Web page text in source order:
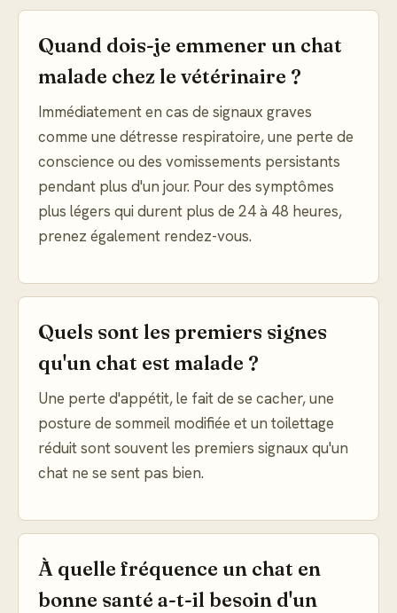
Quand dois-je emmener un chat
malade chez le vétérinaire ?
Immédiatement en cas de signaux graves
comme une détresse respiratoire, une perte de
conscience ou des vomissements persistants
pendant plus d'un jour. Pour des symptômes
plus légers qui durent plus de 24 à 48 heures,
prenez également rendez-vous.
Quels sont les premiers signes
qu'un chat est malade ?
Une perte d'appétit, le fait de se cacher, une
posture de sommeil modifiée et un toilettage
réduit sont souvent les premiers signaux qu'un
chat ne se sent pas bien.
À quelle fréquence un chat en
bonne santé a-t-il besoin d'un